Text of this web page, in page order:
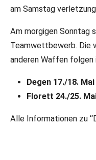
am Samstag
Am morgigen Sonntag
Teamwettbewerb. Die
anderen Waffen folgen
Degen 17./18.
Florett 24./25.
Alle Informationen zu